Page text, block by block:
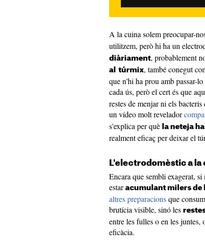
A la cuina solem preocupar-
utilitzem, però hi ha un
diàriament, probablement
al
túrmix, també conegut
que n'hi ha prou amb passar-
cada ús, però el cert és que
restes de menjar ni els
un vídeo molt revelador
s'explica per què la neteja
realment eficaç per deixar el
L'electrodomèstic a la
Encara que sembli exagerat,
estar acumulant milers de
altres preparacionsque
brutícia visible, sinó les
entre les fulles o en les
eficàcia.